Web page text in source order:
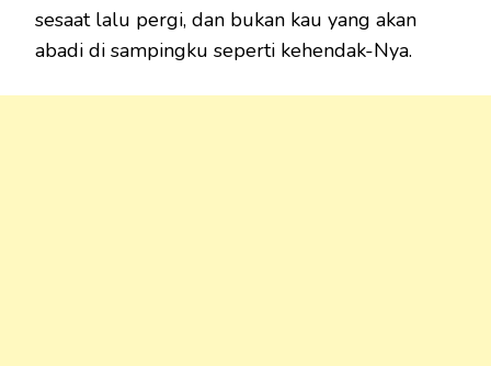
sesaat lalu pergi, dan bukan kau yang akan
abadi di sampingku seperti kehendak-Nya.